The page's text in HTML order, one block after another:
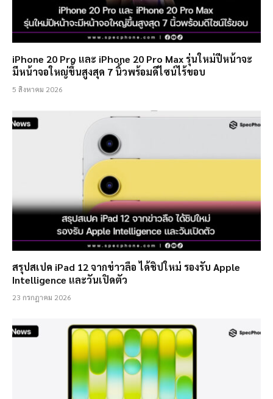
iPhone 20 Pro และ iPhone 20 Pro Max รุ่นใหม่ปีหน้าจะ
มีหน้าจอใหญ่ขึ้นสูงสุด 7 นิ้วพร้อมดีไซน์ไร้ขอบ
5 สิงหาคม 2026
สรุปสเปค iPad 12 จากข่าวลือ ได้ชิปใหม่ รองรับ Apple
Intelligence และวันเปิดตัว
23 กรกฎาคม 2026